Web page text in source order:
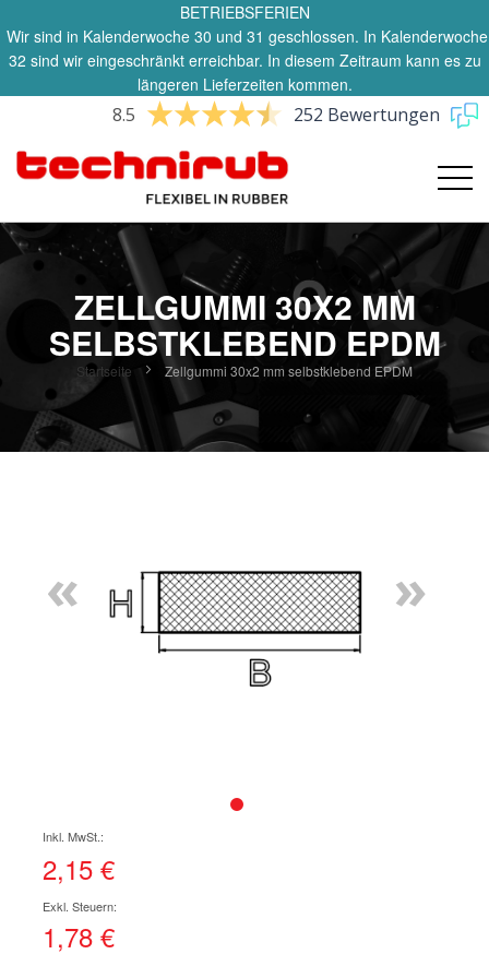
BETRIEBSFERIEN
Wir sind in Kalenderwoche 30 und 31 geschlossen. In Kalenderwoche
32 sind wir eingeschränkt erreichbar. In diesem Zeitraum kann es zu
längeren Lieferzeiten kommen.
8.5 252 Bewertungen
ZELLGUMMI 30X2 MM
SELBSTKLEBEND EPDM
Startseite Zellgummi 30x2 mm selbstklebend EPDM
« »
der
Bildgalerie
2,15 €
1,78 €